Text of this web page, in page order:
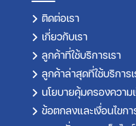
ติดต่อเรา
เกี่ยวกับเรา
ลูกค้าที่ใช้บริการเรา
ลูกค้าล่าสุดที่ใช้บริการเ
นโยบายคุ้มครองความ
ข้อตกลงและเงื่อนไขกา